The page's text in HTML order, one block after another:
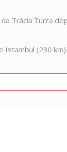
Trácia Turca
Istambul (230